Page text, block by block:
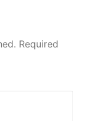
Required